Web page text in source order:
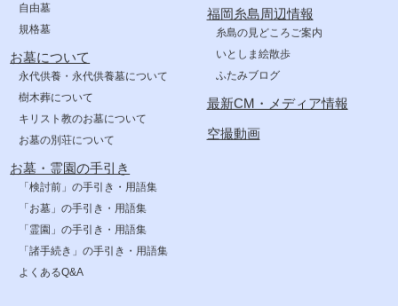
自由墓
規格墓
お墓について
永代供養・永代供養墓について
樹木葬について
キリスト教のお墓について
お墓の別荘について
お墓・霊園の手引き
「検討前」の手引き・用語集
「お墓」の手引き・用語集
「霊園」の手引き・用語集
「諸手続き」の手引き・用語集
よくあるQ&A
福岡糸島周辺情報
糸島の見どころご案内
いとしま絵散歩
ふたみブログ
最新CM・メディア情報
空撮動画